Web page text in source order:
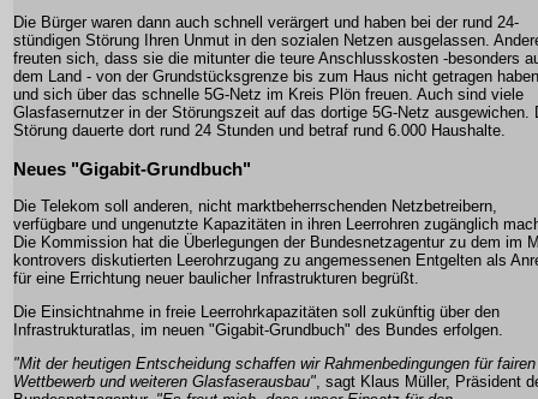
Die Bürger waren dann auch schnell verärgert und haben bei der rund 24-
stündigen Störung Ihren Unmut in den sozialen Netzen ausgelassen.
freuten sich, dass sie die mitunter die teure Anschlusskosten -besonders
dem Land - von der Grundstücksgrenze bis zum Haus nicht getragen haben
und sich über das schnelle 5G-Netz im Kreis Plön freuen. Auch sind viele
Glasfasernutzer in der Störungszeit auf das dortige 5G-Netz ausgewichen.
Störung dauerte dort rund 24 Stunden und betraf rund 6.000 Haushalte.
Neues "Gigabit-Grundbuch"
Die Telekom soll anderen, nicht marktbeherrschenden Netzbetreibern,
verfügbare und ungenutzte Kapazitäten in ihren Leerrohren zugänglich
Die Kommission hat die Überlegungen der Bundesnetzagentur zu dem im
kontrovers diskutierten Leerohrzugang zu angemessenen Entgelten als
für eine Errichtung neuer baulicher Infrastrukturen begrüßt.
Die Einsichtnahme in freie Leerrohrkapazitäten soll zukünftig über den
Infrastrukturatlas, im neuen "Gigabit-Grundbuch" des Bundes erfolgen.
"Mit der heutigen Entscheidung schaffen wir Rahmenbedingungen für fairen
Wettbewerb und weiteren Glasfaserausbau" , sagt Klaus Müller, Präsident